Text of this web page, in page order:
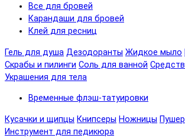
Все для бровей
Карандаши для бровей
Клей для ресниц
Гель для душа Дезодоранты Жидкое мыло
Скрабы и пилинги Соль для ванной
Украшения для тела
Временные флэш-татуировки
Кусачки и щипцы Книпсеры Ножницы
Инструмент для педикюра